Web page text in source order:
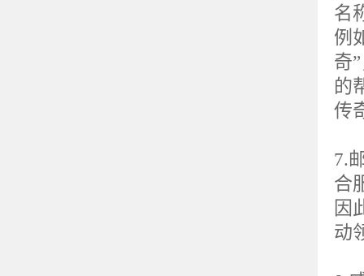
名
例
奇
的
传
7.
合
因
动